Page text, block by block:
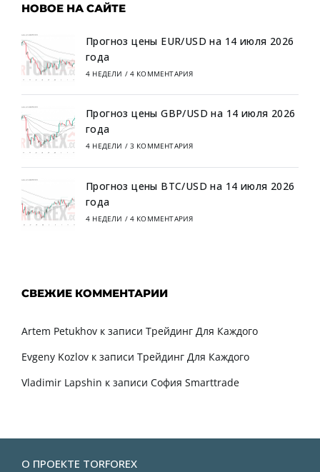
НОВОЕ НА САЙТЕ
Прогноз цены EUR/USD на 14 июля 2026
года
4 НЕДЕЛИ / 4 КОММЕНТАРИЯ
Прогноз цены GBP/USD на 14 июля 2026
года
4 НЕДЕЛИ / 3 КОММЕНТАРИЯ
Прогноз цены BTC/USD на 14 июля 2026
года
4 НЕДЕЛИ / 4 КОММЕНТАРИЯ
СВЕЖИЕ КОММЕНТАРИИ
Artem Petukhov к записи Трейдинг Для Каждого
Evgeny Kozlov к записи Трейдинг Для Каждого
Vladimir Lapshin к записи София Smarttrade
О ПРОЕКТЕ TORFOREX